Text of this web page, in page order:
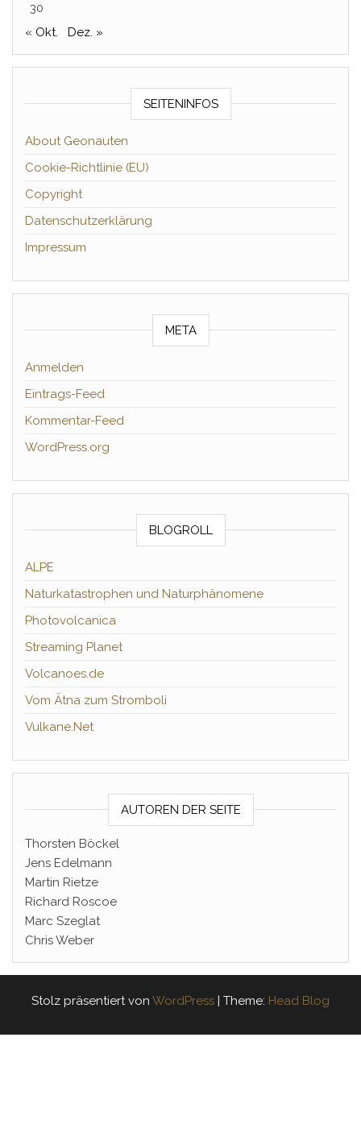
30
« Okt.
Dez. »
SEITENINFOS
About Geonauten
Cookie-Richtlinie (EU)
Copyright
Datenschutzerklärung
Impressum
META
Anmelden
Eintrags-Feed
Kommentar-Feed
WordPress.org
BLOGROLL
ALPE
Naturkatastrophen und Naturphänomene
Photovolcanica
Streaming Planet
Volcanoes.de
Vom Ätna zum Stromboli
Vulkane.Net
AUTOREN DER SEITE
Thorsten Böckel
Jens Edelmann
Martin Rietze
Richard Roscoe
Marc Szeglat
Chris Weber
Stolz präsentiert von WordPress | Theme: Head Blog